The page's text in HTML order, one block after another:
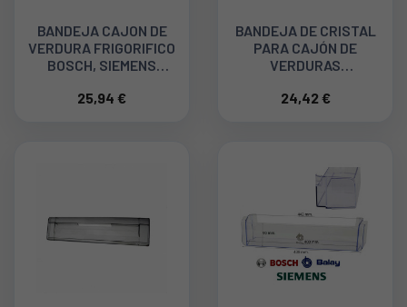
BANDEJA CAJON DE
VERDURA FRIGORIFICO
BOSCH, SIEMENS
25,94 €
BANDEJA DE CRISTAL
PARA CAJÓN DE
VERDURAS
C00628267
24,42 €